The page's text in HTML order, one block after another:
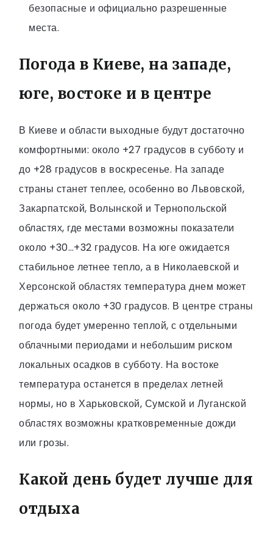
безопасные и официально разрешенные
места.
Погода в Киеве, на западе,
юге, востоке и в центре
В Киеве и области выходные будут достаточно
комфортными: около +27 градусов в субботу и
до +28 градусов в воскресенье. На западе
страны станет теплее, особенно во Львовской,
Закарпатской, Волынской и Тернопольской
областях, где местами возможны показатели
около +30…+32 градусов. На юге ожидается
стабильное летнее тепло, а в Николаевской и
Херсонской областях температура днем может
держаться около +30 градусов. В центре страны
погода будет умеренно теплой, с отдельными
облачными периодами и небольшим риском
локальных осадков в субботу. На востоке
температура останется в пределах летней
нормы, но в Харьковской, Сумской и Луганской
областях возможны кратковременные дожди
или грозы.
Какой день будет лучше для
отдыха